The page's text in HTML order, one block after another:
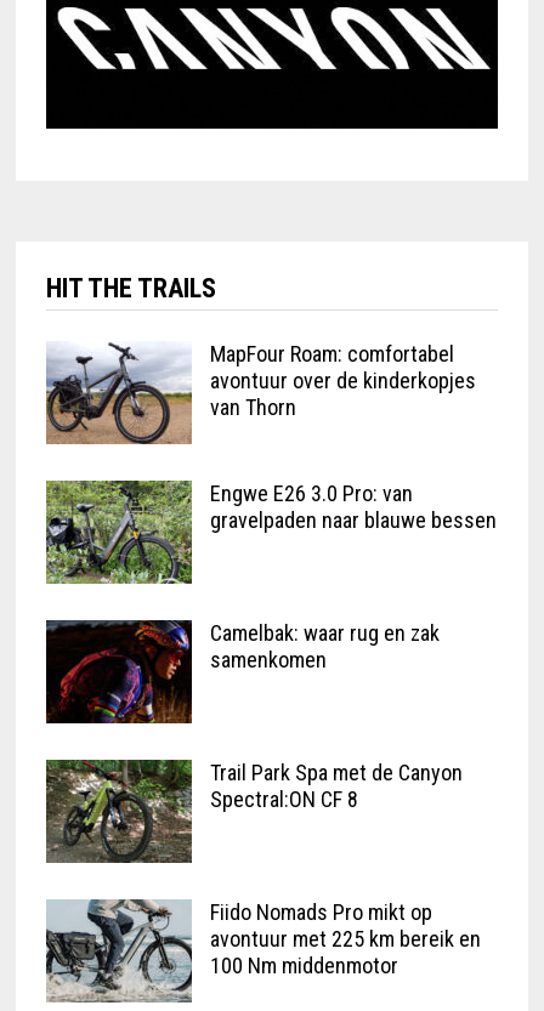
HIT THE TRAILS
MapFour Roam: comfortabel
avontuur over de kinderkopjes
van Thorn
Engwe E26 3.0 Pro: van
gravelpaden naar blauwe bessen
Camelbak: waar rug en zak
samenkomen
Trail Park Spa met de Canyon
Spectral:ON CF 8
Fiido Nomads Pro mikt op
avontuur met 225 km bereik en
100 Nm middenmotor